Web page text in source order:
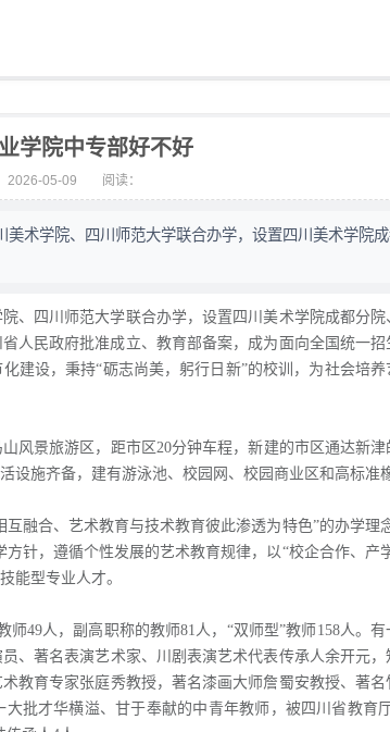
学院中专部好不好
2026-05-09 阅读：
术学院、四川师范大学联合办学，设置四川美术学院
、四川师范大学联合办学，设置四川美术学院成都分
人民政府批准成立、教育部备案，成为面向全国统一
建设，秉持“砺志尚美，躬行日新”的校训，为社会培
风景旅游区，距市区20分钟车程，新建的市区通达新
施齐备，建有游泳池、校园网、校园商业区和高标准
融合、艺术教育与技术教育彼此渗透为特色”的办学理
针，遵循个性发展的艺术教育规律，以“校企合作、产
能型专业人才。
49人，副高职称的教师81人，“双师型”教师158人。
、著名表演艺术家、川剧表演艺术代表传承人余开元
教育专家张庭秀教授，著名漆画大师詹蜀安教授、著
批才华横溢、甘于奉献的中青年教师，被四川省教育